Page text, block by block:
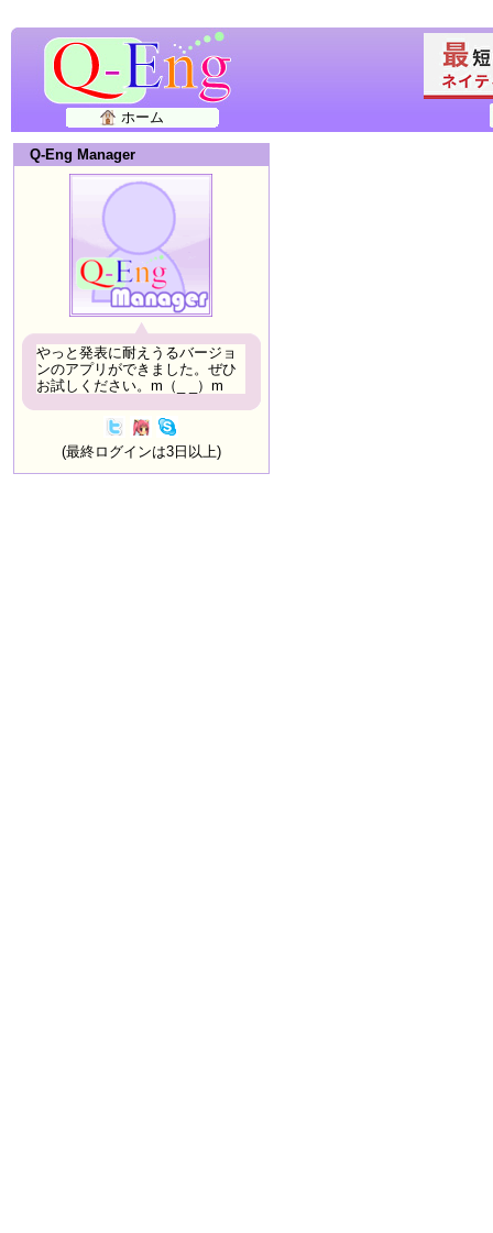
ホーム
Q-Eng Manager
やっと発表に耐えうるバージョ
ンのアプリができました。ぜひ
お試しください。m（_ _）m
(最終ログインは3日以上)